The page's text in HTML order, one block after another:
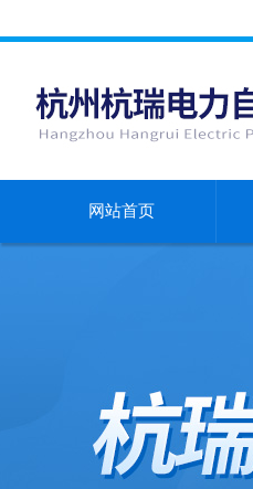
网站首页